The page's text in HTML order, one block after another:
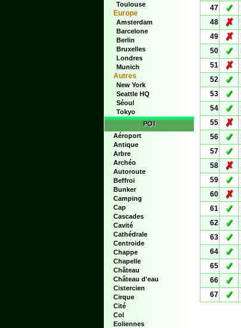
Toulouse
Europe
Amsterdam
Barcelone
Berlin
Bruxelles
Londres
Munich
Autres
New York
Seattle HQ
Séoul
Tokyo
POI
Aéroport
Antique
Arbre
Archéo
Autoroute
Beffroi
Bunker
Camping
Cap
Cascades
Cavité
Cathédrale
Centroide
Chappe
Chapelle
Château
Château d'eau
Cistercien
Cirque
Cité
Col
Eoliennes
47
✓
48
✗
49
✗
50
✓
51
✗
52
✓
53
✓
54
✓
55
✗
56
✓
57
✓
58
✗
59
✓
60
✗
61
✓
62
✓
63
✓
64
✓
65
✓
66
✓
67
✓